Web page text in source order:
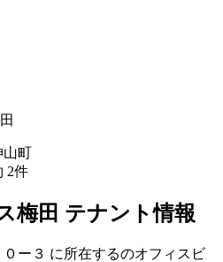
山町
2件
梅田 テナント情報
ー３ に所在するのオフィスビ